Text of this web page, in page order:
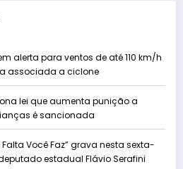
alerta para ventos de até 110 km/h
associada a ciclone
lei que aumenta punição a
é sancionada
Falta Você Faz” grava nesta sexta-
estadual Flávio Serafini